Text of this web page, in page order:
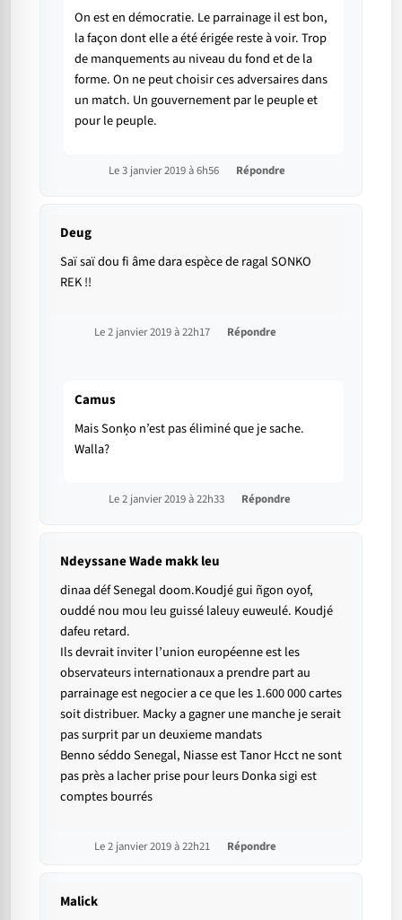
On est en démocratie. Le parrainage il est bon,
la façon dont elle a été érigée reste à voir. Trop
de manquements au niveau du fond et de la
forme. On ne peut choisir ces adversaires dans
un match. Un gouvernement par le peuple et
pour le peuple.
Le 3 janvier 2019 à 6h56 Répondre
Deug
Saï saï dou fi âme dara espèce de ragal SONKO
REK !!
Le 2 janvier 2019 à 22h17 Répondre
Camus
Mais Sonķo n’est pas éliminé que je sache.
Walla?
Le 2 janvier 2019 à 22h33 Répondre
Ndeyssane Wade makk leu
dinaa déf Senegal doom.Koudjé gui ñgon oyof,
ouddé nou mou leu guissé laleuy euweulé. Koudjé
dafeu retard.
Ils devrait inviter l’union européenne est les
observateurs internationaux a prendre part au
parrainage est negocier a ce que les 1.600 000 cartes
soit distribuer. Macky a gagner une manche je serait
pas surprit par un deuxieme mandats
Benno séddo Senegal, Niasse est Tanor Hcct ne sont
pas près a lacher prise pour leurs Donka sigi est
comptes bourrés
Le 2 janvier 2019 à 22h21 Répondre
Malick